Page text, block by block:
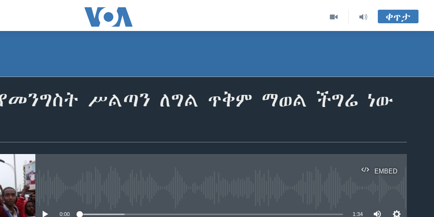
ቀጥታ
ሥልጣን ለግል ጥቅም ማወል ችግሬ ነው
EMBED
0:00 1:34